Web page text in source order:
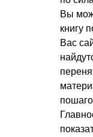
Вы
книгу
Вас